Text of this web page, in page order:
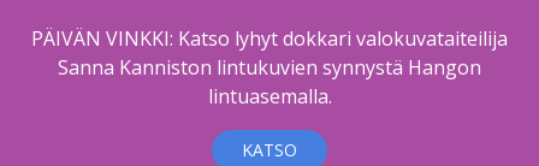
PÄIVÄN VINKKI: Katso lyhyt dokkari valokuvataiteilija
Sanna Kanniston lintukuvien synnystä Hangon
lintuasemalla.
KATSO